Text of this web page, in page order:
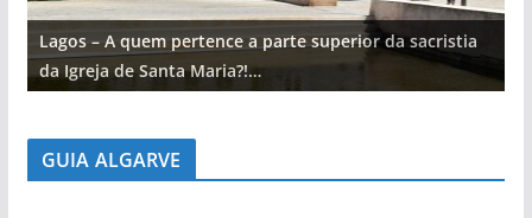
Lagos – A quem pertence a parte superior da sacristia
da Igreja de Santa Maria?!…
GUIA ALGARVE